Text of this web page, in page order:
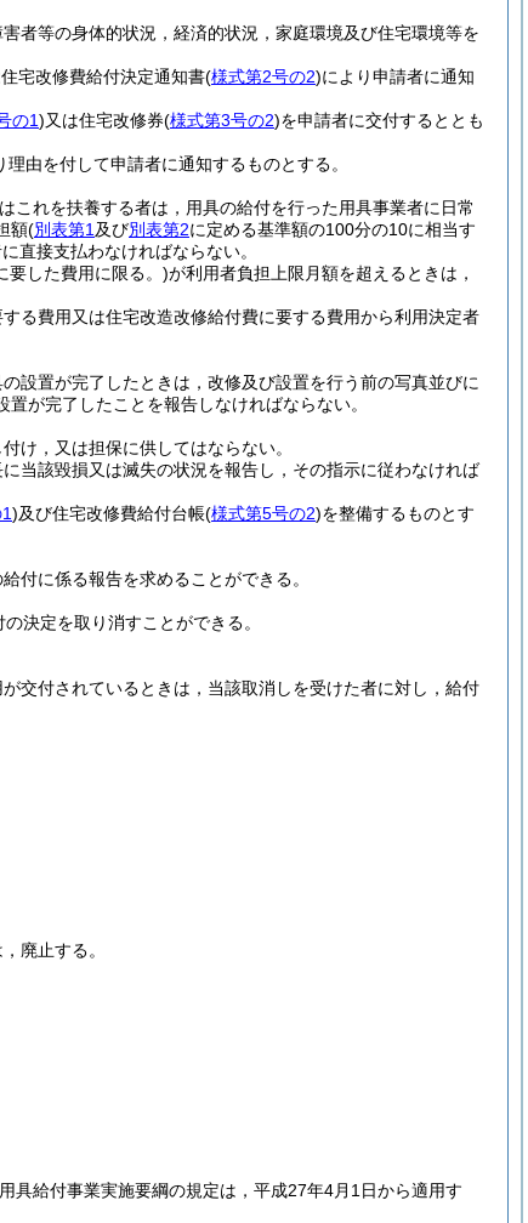
者等の身体的状況，経済的状況，家庭環境及び住宅環境等を
宅改修費給付決定通知書(様式第2号の2)により申請者に通知
の1)又は住宅改修券(様式第3号の2)を申請者に交付するととも
理由を付して申請者に通知するものとする。
これを扶養する者は，用具の給付を行った用具事業者に日常
額(別表第1 及び別表第2に定める基準額の100分の10に相当す
直接支払わなければならない。
要した費用に限る。)が利用者負担上限月額を超えるときは，
る費用又は住宅改造改修給付費に要する費用から利用決定者
設置が完了したときは，改修及び設置を行う前の写真並びに
が完了したことを報告しなければならない。
け，又は担保に供してはならない。
当該毀損又は滅失の状況を報告し，その指示に従わなければ
)及び住宅改修費給付台帳(様式第5号の2)を整備するものとす
付に係る報告を求めることができる。
決定を取り消すことができる。
交付されているときは，当該取消しを受けた者に対し，給付
，廃止する。
具給付事業実施要綱の規定は，平成27年4月1日から適用す